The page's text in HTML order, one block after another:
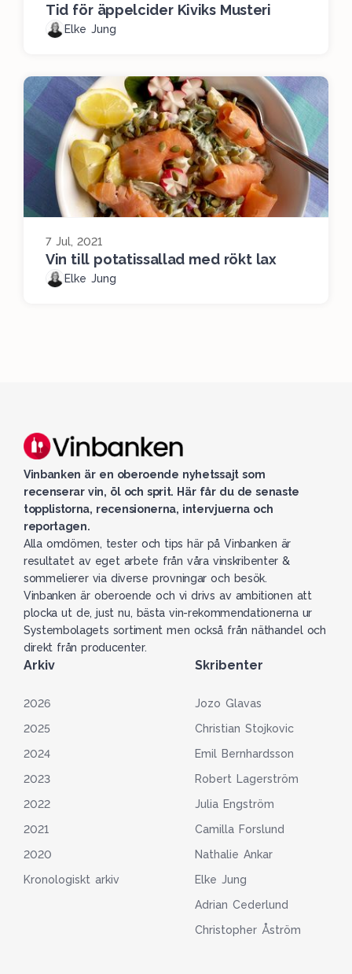
Tid för äppelcider Kiviks Musteri
Elke Jung
7 Jul, 2021
Vin till potatissallad med rökt lax
Elke Jung
Vinbanken är en oberoende nyhetssajt som
recenserar vin, öl och sprit. Här får du de senaste
topplistorna, recensionerna, intervjuerna och
reportagen.
Alla omdömen, tester och tips här på Vinbanken är
resultatet av eget arbete från våra vinskribenter &
sommelierer via diverse provningar och besök.
Vinbanken är oberoende och vi drivs av ambitionen att
plocka ut de, just nu, bästa vin-rekommendationerna ur
Systembolagets sortiment men också från näthandel och
direkt från producenter.
Arkiv
2026
2025
2024
2023
2022
2021
2020
Kronologiskt arkiv
Skribenter
Jozo Glavas
Christian Stojkovic
Emil Bernhardsson
Robert Lagerström
Julia Engström
Camilla Forslund
Nathalie Ankar
Elke Jung
Adrian Cederlund
Christopher Åström